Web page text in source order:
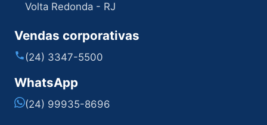
Volta Redonda - RJ
Vendas corporativas
(24) 3347-5500
WhatsApp
(24) 99935-8696